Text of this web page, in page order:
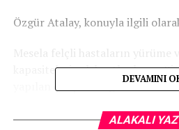
Özgür Atalay, konuyla ilgili
kapasiteleri çok kısıtlı oluyor.
yapılan çalışmalar genel olarak
bazlı yapılar da bu sistemin en
DEVAMINI
ALAKALI